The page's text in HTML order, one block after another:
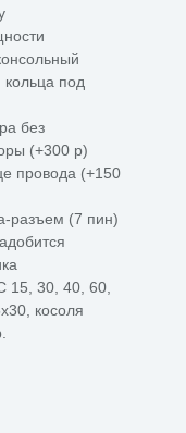
под
без
(+300 р)
провода (+150
разъем (7 пин)
15, 30, 40, 60,
косоля